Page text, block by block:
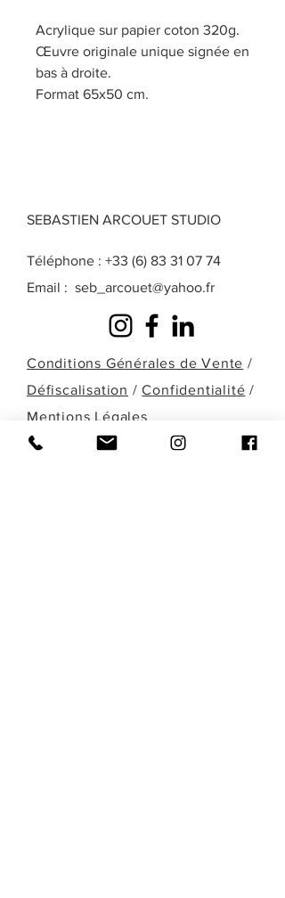
Acrylique sur papier coton 320g.
Œuvre originale unique signée en
bas à droite.
Format 65x50 cm.
SEBASTIEN ARCOUET STUDIO
Téléphone : +33 (6) 83 31 07 74
Email : seb_arcouet@yahoo.fr
Conditions Générales de Vente /
Défiscalisation /Confidentialité /
Mentions Légales
Une question? Une demande particulière?